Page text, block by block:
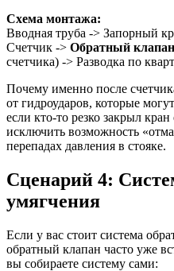
Схема монтажа:
Вводная труба -> Запорный
Счетчик -> Обратный клапан
счетчика) -> Разводка по
Почему именно после
от гидроударов, которые
если кто-то резко закрыл
исключить возможность
перепадах давления в стояке.
Сценарий 4:
умягчения
Если у вас стоит система
обратный клапан часто уже
вы собираете систему сами: